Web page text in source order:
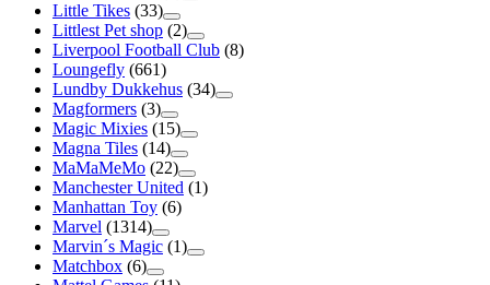
Little Tikes (33)
Littlest Pet shop (2)
Liverpool Football Club (8)
Loungefly (661)
Lundby Dukkehus (34)
Magformers (3)
Magic Mixies (15)
Magna Tiles (14)
MaMaMeMo (22)
Manchester United (1)
Manhattan Toy (6)
Marvel (1314)
Marvin´s Magic (1)
Matchbox (6)